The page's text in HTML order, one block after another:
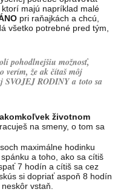
ktorí majú napríklad malé
pri raňajkách a chcú,
všetko potrebné pred tým,
pohodlnejšiu možnosť,
verím, že ak čítaš môj
RODINY a toto sa
životnom
na smeny, o tom sa
maximálne hodinku
a toho, ako sa cítiš
7 hodín a cítiš sa cez
si dopriať aspoň 8 hodín
vstaň.